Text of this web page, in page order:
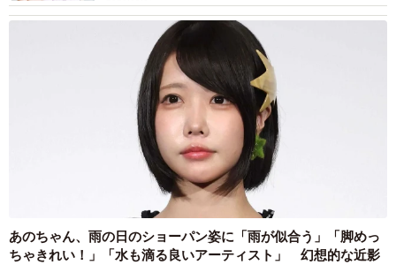
あのちゃん、雨の日のショーパン姿に「雨が似合う」「脚めっ
ちゃきれい！」「水も滴る良いアーティスト」 幻想的な近影